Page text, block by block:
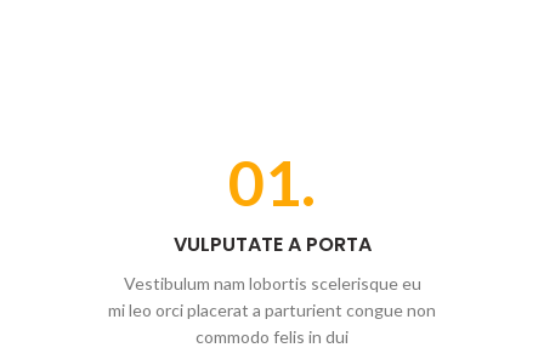
01.
VULPUTATE A PORTA
Vestibulum nam lobortis scelerisque eu
mi leo orci placerat a parturient congue non
commodo felis in dui